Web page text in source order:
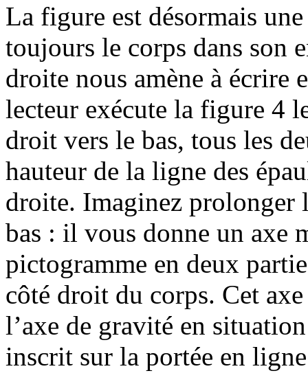
La figure est désormais
toujours le corps dans son
droite nous amène à
lecteur exécute la figure 4
droit vers le bas, tous les
hauteur de la ligne des
droite. Imaginez prolonger
bas : il vous donne un axe
pictogramme en deux
côté droit du corps. Cet
l’axe de gravité en
inscrit sur la portée en